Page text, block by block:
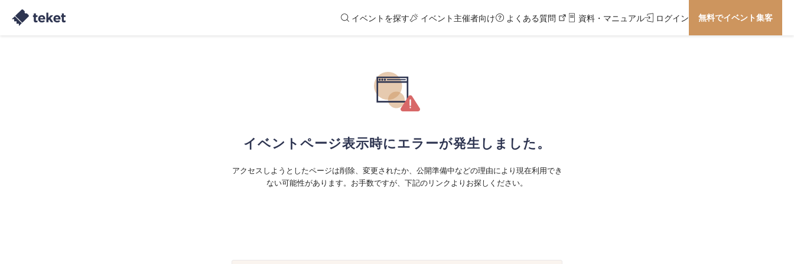
イベントを探す イベント主催者向け よくある質問 資料・マニュアル ログイン 無料でイベント集客
イベントページ表示時にエラーが発生しました。
アクセスしようとしたページは削除、変更されたか、公開準備中などの理由により現在利用でき
ない可能性があります。お手数ですが、下記のリンクよりお探しください。